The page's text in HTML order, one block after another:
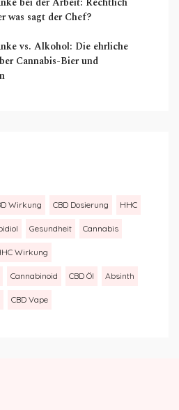
was sagt der Chef?
vs. Alkohol: Die ehrliche
Cannabis-Bier und
Wirkung CBD Dosierung HHC
Gesundheit Cannabis
Wirkung
Cannabinoid CBD Öl Absinth
CBD Vape